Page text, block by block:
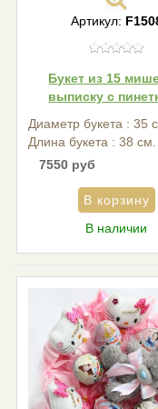
Артикул:
Букет из 15
выписку с
Диаметр букета : 35
Длина букета : 38 см.
7550 руб
В наличии